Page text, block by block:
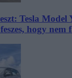
Tesla Model
hogy nem